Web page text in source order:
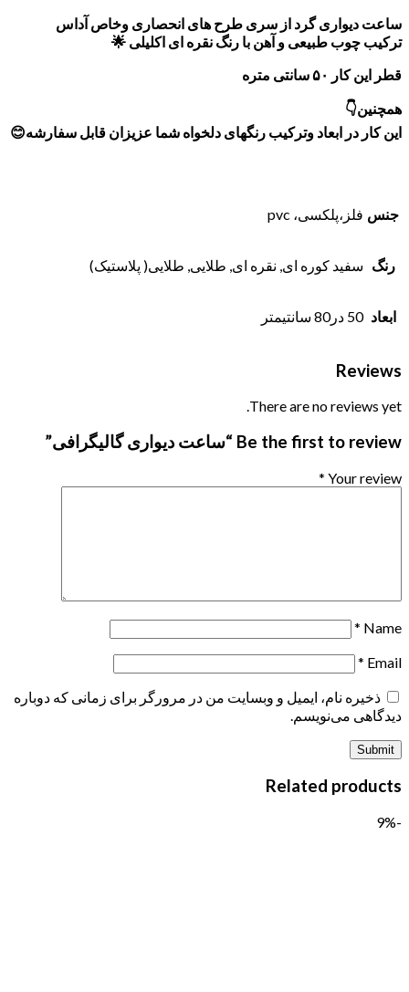
ساعت دیواری گرد از سری طرح های انحصاری وخاص آداس
ترکیب چوب طبیعی و آهن با رنگ نقره ای اکلیلی 🌟
قطر این کار ۵۰ سانتی متره
همچنین👇
این کار در ابعاد وترکیب رنگهای دلخواه شما عزیزان قابل سفارشه😊
جنس فلز،پلکسی، pvc
رنگ سفید کوره ای, نقره ای, طلایی, طلایی( پلاستیک)
ابعاد 50 در80 سانتیمتر
Reviews
There are no reviews yet.
Be the first to review “ساعت دیواری گالیگرافی”
Your review
*
Name
*
Email
*
ذخیره نام، ایمیل و وبسایت من در مرورگر برای زمانی که دوباره
دیدگاهی می‌نویسم.
Related products
-9%